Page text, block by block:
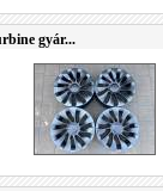
gyár...